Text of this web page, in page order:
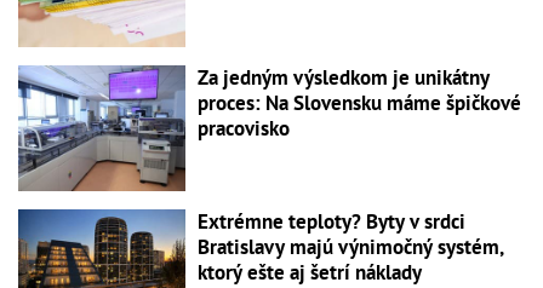
Za jedným výsledkom je unikátny
proces: Na Slovensku máme špičkové
pracovisko
Extrémne teploty? Byty v srdci
Bratislavy majú výnimočný systém,
ktorý ešte aj šetrí náklady